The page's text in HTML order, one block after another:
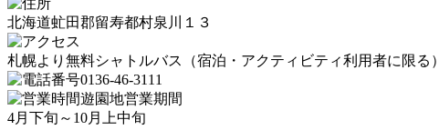
北海道虻田郡留寿都村泉川１３
札幌より無料シャトルバス（宿泊・アクティビティ利用者に限る）
0136-46-3111
遊園地営業期間
4月下旬～10月上中旬